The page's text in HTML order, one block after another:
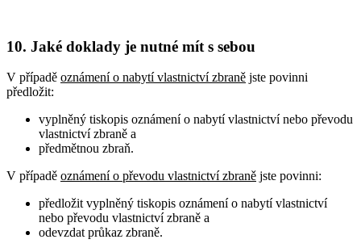
10. Jaké doklady je nutné mít s sebou
V případě oznámení o nabytí vlastnictví zbraně jste povinni
předložit:
vyplněný tiskopis oznámení o nabytí vlastnictví nebo převodu
vlastnictví zbraně a
předmětnou zbraň.
V případě oznámení o převodu vlastnictví zbraně jste povinni:
předložit vyplněný tiskopis oznámení o nabytí vlastnictví
nebo převodu vlastnictví zbraně a
odevzdat průkaz zbraně.